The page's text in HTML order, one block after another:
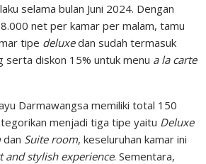
selama bulan Juni 2024. Dengan
net per kamar per malam, tamu
tipe deluxedan sudah termasuk
serta diskon 15% untuk menu a la carte
Darmawangsa memiliki total 150
menjadi tiga tipe yaitu Deluxe
dan Suite room, keseluruhan kamar ini
and stylish experience. Sementara,